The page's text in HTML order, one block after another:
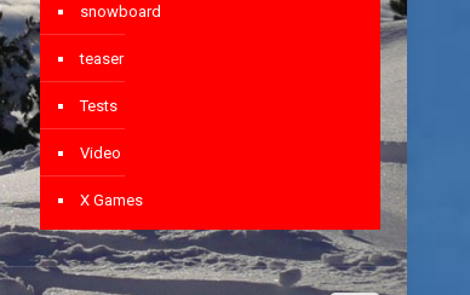
snowboard
teaser
Tests
Video
X Games